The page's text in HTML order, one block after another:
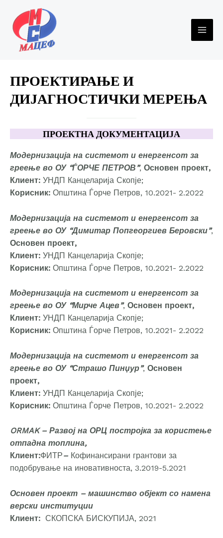
content
ПРОЕКТИРАЊЕ И
ДИЈАГНОСТИЧКИ МЕРЕЊА
ПРОЕКТНА ДОКУМЕНТАЦИЈА
Модернизација на системот и енергенсот за
греење во ОУ “ЃОРЧЕ ПЕТРОВ”, Основен проект,
Клиент: УНДП Канцеларија Скопје;
Корисник: Општина Ѓорче Петров, 10.2021- 2.2022
Модернизација на системот и енергенсот за
греење во ОУ “Димитар Попгеоргиев Беровски”,
Основен проект,
Клиент: УНДП Канцеларија Скопје;
Корисник: Општина Ѓорче Петров, 10.2021- 2.2022
Модернизација на системот и енергенсот за
греење во ОУ “Мирче Ацев”, Основен проект,
Клиент: УНДП Канцеларија Скопје;
Корисник: Општина Ѓорче Петров, 10.2021- 2.2022
Модернизација на системот и енергенсот за
греење во ОУ “Страшо Пинџур”, Основен
проект,
Клиент: УНДП Канцеларија Скопје;
Корисник: Општина Ѓорче Петров, 10.2021- 2.2022
ORMAK – Развој на ОРЦ постројка за користење
отпадна топлина,
Клиент:ФИТР– Кофинансирани грантови за
подобрување на иновативноста, 3.2019-5.2021
Основен проект – машинство објект со намена
верски институции
Клиент: СКОПСКА БИСКУПИЈА, 2021